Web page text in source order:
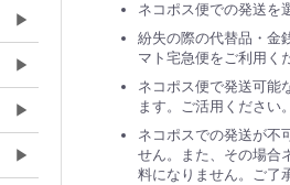
▶
▶
▶
▶
ネコポス便での発送を
紛失の際の代替品・金
マト宅急便をご利用く
ネコポス便で発送可能
ます。ご活用ください
ネコポスでの発送が不
せん。また、その場合
料になりません。ご了